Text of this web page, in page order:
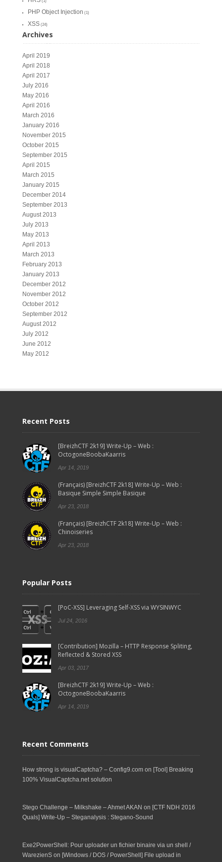
PHP Object Injection (1)
XSS (24)
Archives
April 2019
April 2018
April 2017
July 2016
May 2016
April 2016
March 2016
January 2016
November 2015
October 2015
September 2015
April 2015
March 2015
January 2015
December 2014
September 2013
August 2013
July 2013
May 2013
April 2013
March 2013
February 2013
January 2013
December 2012
November 2012
October 2012
September 2012
August 2012
July 2012
June 2012
May 2012
Recent Posts
[BreizhCTF 2k19] Write-Up – Web :
OctogoneBoobaKaarris
Apr 14, 2019
(Français) [BreizhCTF 2k18] Write-Up – Web :
Basique Simple Simple Basique
Apr 23, 2018
(Français) [BreizhCTF 2k18] Write-Up – Web :
Chinoiseries
Apr 23, 2018
Popular Posts
[PoC-XSS] Leveraging Self-XSS via WYSINWYC
Jul 24, 2016
[Contribution] Mozilla – HTTP Response Spliting,
Reflected & Stored XSS
Apr 03, 2017
[BreizhCTF 2k19] Write-Up – Web :
OctogoneBoobaKaarris
Apr 14, 2019
Recent Comments
How strong is visualCaptcha? – Config9.com on [Tool] Breaking
100% VisualCaptcha.net solution
Stego Challenge – Milkshake – Ahmet AKAN on [CTF NDH 2016
Quals] Write-Up – Steganalysis : Stegano-Sound
Exe2PowerShell: Pour uploader un fichier binaire via un shell /
WarezienS on [Windows / DOS / PowerShell] File upload in